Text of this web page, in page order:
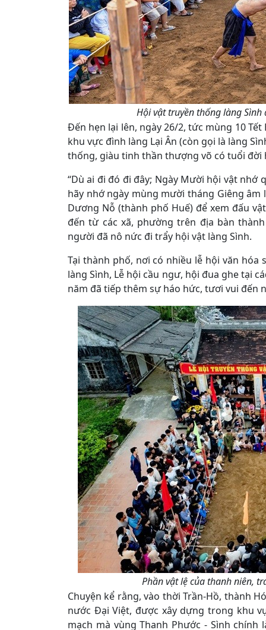
Hội vật truyền thống làng
Đến hẹn lại lên, ngày 26/2, tức mùng 10
khu vực đình làng Lại Ân (còn gọi là làng
thống, giàu tinh thần thượng võ có tuổi đời
“Dù ai đi đó đi đây; Ngày Mười hội vật nhớ
hãy nhớ ngày mùng mười tháng Giêng âm
Dương Nỗ (thành phố Huế) để xem đấu
đến từ các xã, phường trên địa bàn
người đã nô nức đi trẩy hội vật làng Sình.
Tại thành phố, nơi có nhiều lễ hội văn hóa
làng Sình, Lễ hội cầu ngư, hội đua ghe tại
năm đã tiếp thêm sự háo hức, tươi vui đến
Phần vật lệ của thanh niên,
Chuyện kể rằng, vào thời Trần-Hồ, thành
nước Đại Việt, được xây dựng trong khu
mạch mà vùng Thanh Phước - Sình